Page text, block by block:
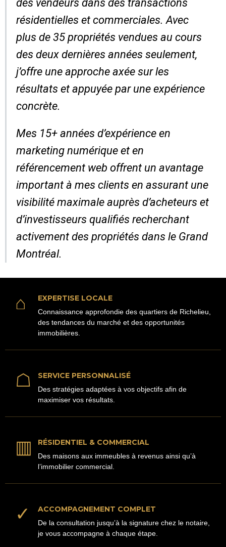
des vendeurs dans des transactions
résidentielles et commerciales. Avec
plus de 35 propriétés vendues au cours
des deux dernières années seulement,
j’offre une approche axée sur les
résultats et appuyée par une expérience
concrète.
Mes 15+ années d’expérience en
marketing numérique et en
référencement web offrent un avantage
important à mes clients en assurant une
visibilité maximale auprès d’acheteurs et
d’investisseurs qualifiés recherchant
activement des propriétés dans le Grand
Montréal.
⌂ EXPERTISE LOCALE
Connaissance approfondie des quartiers de Richelieu,
des tendances du marché et des opportunités
immobilières.
☖ SERVICE PERSONNALISÉ
Des stratégies adaptées à vos objectifs afin de
maximiser vos résultats.
▥ RÉSIDENTIEL & COMMERCIAL
Des maisons aux immeubles à revenus ainsi qu’à
l’immobilier commercial.
✓ ACCOMPAGNEMENT COMPLET
De la consultation jusqu’à la signature chez le notaire,
je vous accompagne à chaque étape.